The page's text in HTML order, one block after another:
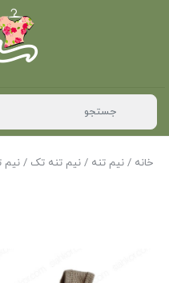
خانه / نیم تنه / نیم تنه تک / نیم